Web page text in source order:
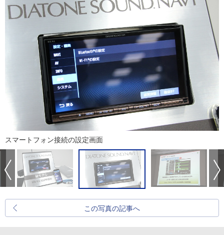
スマートフォン接続の設定画面
この写真の記事へ